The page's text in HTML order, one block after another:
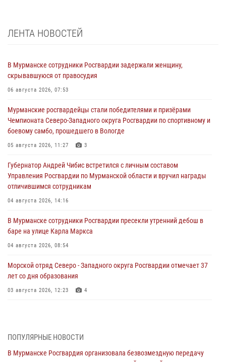
ЛЕНТА НОВОСТЕЙ
В Мурманске сотрудники Росгвардии задержали женщину,
скрывавшуюся от правосудия
06 августа 2026, 07:53
Мурманские росгвардейцы стали победителями и призёрами
Чемпионата Северо-Западного округа Росгвардии по спортивному и
боевому самбо, прошедшего в Вологде
05 августа 2026, 11:27 3
Губернатор Андрей Чибис встретился с личным составом
Управления Росгвардии по Мурманской области и вручил награды
отличившимся сотрудникам
04 августа 2026, 14:16
В Мурманске сотрудники Росгвардии пресекли утренний дебош в
баре на улице Карла Маркса
04 августа 2026, 08:54
Морской отряд Северо - Западного округа Росгвардии отмечает 37
лет со дня образования
03 августа 2026, 12:23 4
ПОПУЛЯРНЫЕ НОВОСТИ
В Мурманске Росгвардия организовала безвозмездную передачу